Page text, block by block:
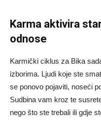
Karma aktivira
odnose
Karmički ciklus za Bika
izborima. Ljudi koje ste
se ponovo pojaviti, noseći
Sudbina vam kroz te
nego što ste trebali ili gdje